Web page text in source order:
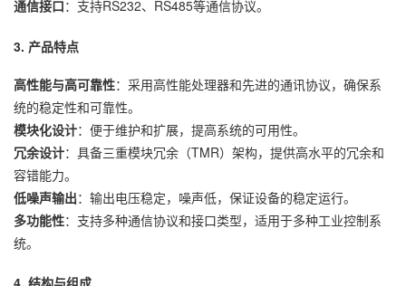
通信接口：支持RS232、RS485等通信协议。
3. 产品特点
高性能与高可靠性：采用高性能处理器和先进的通讯协议，确保系
统的稳定性和可靠性。
模块化设计：便于维护和扩展，提高系统的可用性。
冗余设计：具备三重模块冗余（TMR）架构，提供高水平的冗余和
容错能力。
低噪声输出：输出电压稳定，噪声低，保证设备的稳定运行。
多功能性：支持多种通信协议和接口类型，适用于多种工业控制系
统。